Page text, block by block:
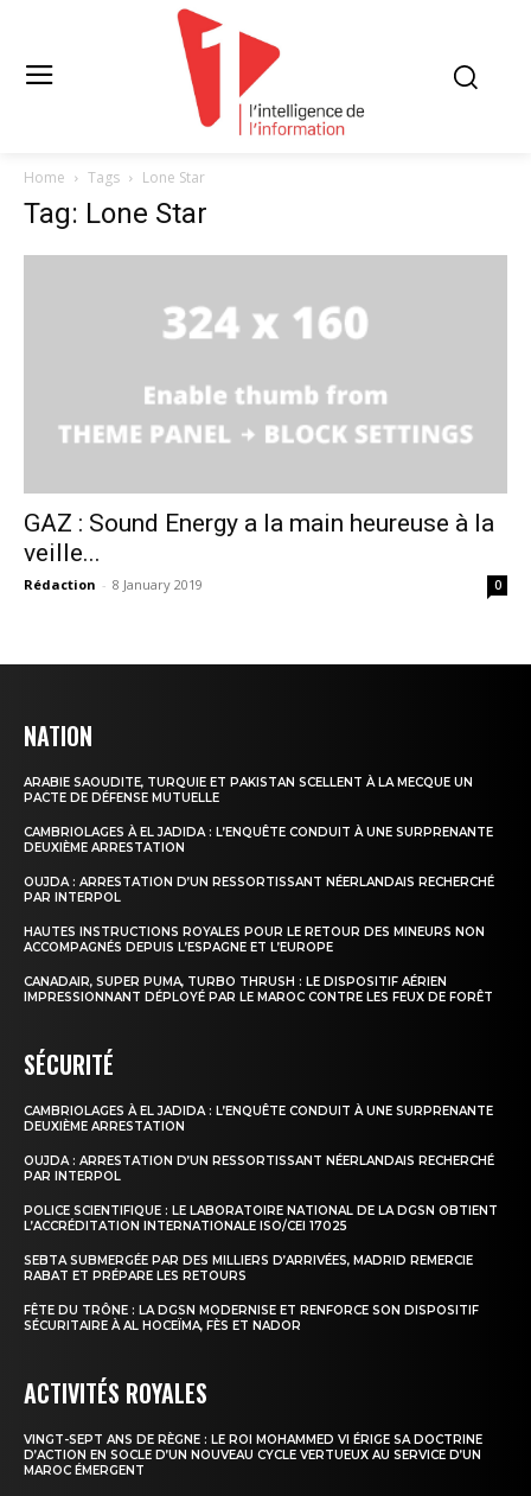
l'intelligence de
Home Tags Lone Star
Tag: Lone Star
GAZ : Sound Energy a la main heureuse à la
veille...
Rédaction - 8 January 2019 0
NATION
ARABIE SAOUDITE, TURQUIE ET PAKISTAN SCELLENT À LA MECQUE UN
PACTE DE DÉFENSE MUTUELLE
CAMBRIOLAGES À EL JADIDA : L’ENQUÊTE CONDUIT À UNE SURPRENANTE
DEUXIÈME ARRESTATION
OUJDA : ARRESTATION D’UN RESSORTISSANT NÉERLANDAIS RECHERCHÉ
PAR INTERPOL
HAUTES INSTRUCTIONS ROYALES POUR LE RETOUR DES MINEURS NON
ACCOMPAGNÉS DEPUIS L’ESPAGNE ET L’EUROPE
CANADAIR, SUPER PUMA, TURBO THRUSH : LE DISPOSITIF AÉRIEN
IMPRESSIONNANT DÉPLOYÉ PAR LE MAROC CONTRE LES FEUX DE FORÊT
SÉCURITÉ
CAMBRIOLAGES À EL JADIDA : L’ENQUÊTE CONDUIT À UNE SURPRENANTE
DEUXIÈME ARRESTATION
OUJDA : ARRESTATION D’UN RESSORTISSANT NÉERLANDAIS RECHERCHÉ
PAR INTERPOL
POLICE SCIENTIFIQUE : LE LABORATOIRE NATIONAL DE LA DGSN OBTIENT
L’ACCRÉDITATION INTERNATIONALE ISO/CEI 17025
SEBTA SUBMERGÉE PAR DES MILLIERS D’ARRIVÉES, MADRID REMERCIE
RABAT ET PRÉPARE LES RETOURS
FÊTE DU TRÔNE : LA DGSN MODERNISE ET RENFORCE SON DISPOSITIF
SÉCURITAIRE À AL HOCEÏMA, FÈS ET NADOR
ACTIVITÉS ROYALES
VINGT-SEPT ANS DE RÈGNE : LE ROI MOHAMMED VI ÉRIGE SA DOCTRINE
D’ACTION EN SOCLE D’UN NOUVEAU CYCLE VERTUEUX AU SERVICE D’UN
MAROC ÉMERGENT